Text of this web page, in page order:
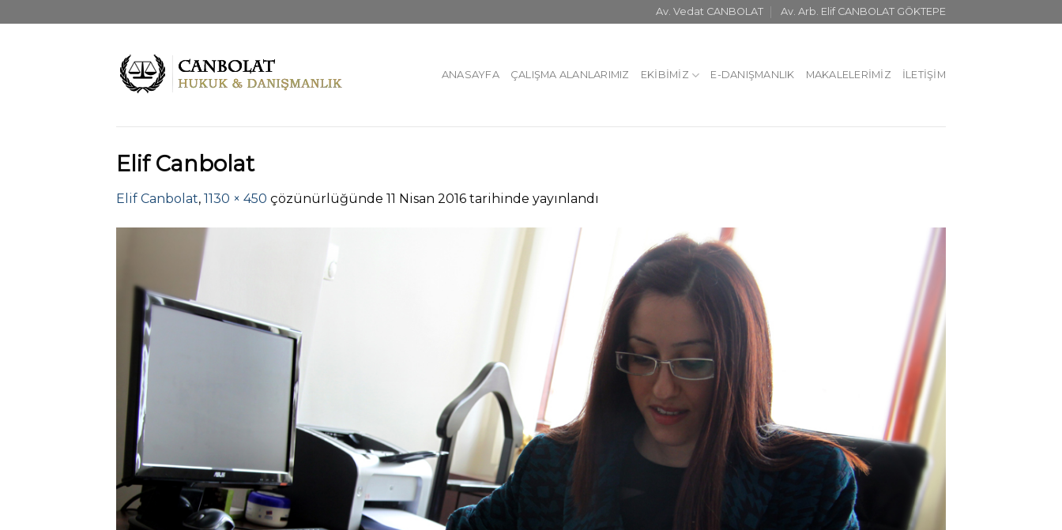
to
Av. Vedat CANBOLAT Av. Arb. Elif CANBOLAT GÖKTEPE
ANASAYFA ÇALIŞMA ALANLARIMIZ EKIBIMIZ E-DANIŞMANLIK MAKALELERIMIZ İLETIŞIM
Elif Canbolat
Elif Canbolat, 1130 × 450 çözünürlüğünde 11 Nisan 2016 tarihinde yayınlandı